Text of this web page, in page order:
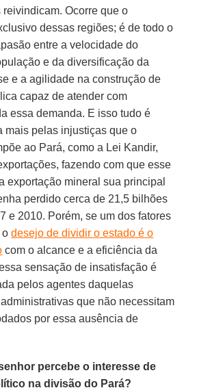
Ocorre que o
dessas regiões; é de todo o
entre a velocidade do
e da diversificação da
e a agilidade na construção de
capaz de atender com
essa demanda. E isso tudo é
mais pelas injustiças que o
ao Pará, como a Lei Kandir,
fazendo com que esse
exportação mineral sua principal
perdido cerca de 21,5 bilhões
e 2010. Porém, se um dos fatores
odesejo de dividir o estado é o
com o alcance e a eficiência da
sensação de insatisfação é
pelos agentes daquelas
que não necessitam
por essa ausência de
senhor percebe o interesse de
na divisão do Pará?